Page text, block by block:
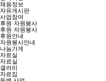
채용정보
자유게시판
사업참여
후원·자원봉사
후원·자원봉사
후원안내
자원봉사안내
나눔가게
자료실
자료실
갤러리
자료집